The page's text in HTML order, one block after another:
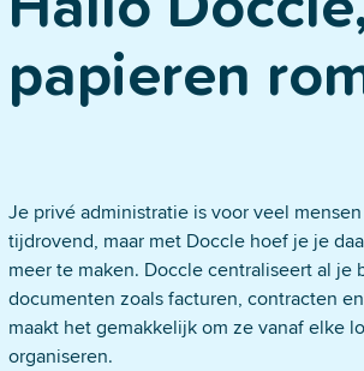
Bewaar facturen,
documenten
Veiligheid &
Super beveiligd &
papieren
Je privé administratie is voor veel
tijdrovend, maar met Doccle hoef je je
meer te maken. Doccle centraliseert al je
documenten zoals facturen, contracten
maakt het gemakkelijk om ze vanaf elke
organiseren.